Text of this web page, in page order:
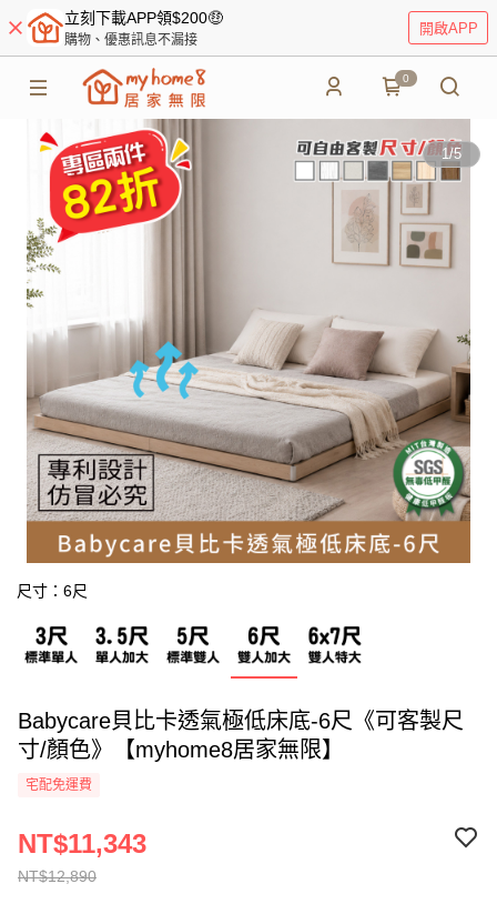
立刻下載APP領$200🤑
購物、優惠訊息不漏接
開啟APP
0
1/5
尺寸：6尺
Babycare貝比卡透氣極低床底-6尺《可客製尺
寸/顏色》【myhome8居家無限】
宅配免運費
NT$12,890
NT$11,343